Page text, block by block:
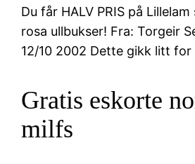
Du får HALV PRIS på
rosa ullbukser! Fra: Torgeir
12/10 2002 Dette gikk litt
Gratis eskorte
milfs